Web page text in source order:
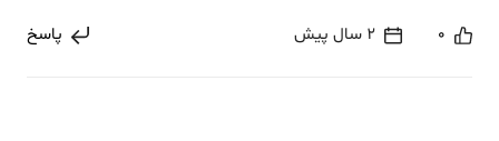
0 2 سال پیش پاسخ